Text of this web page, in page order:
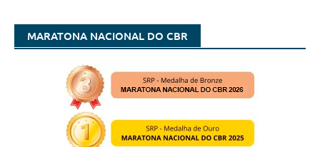
MARATONA NACIONAL DO CBR